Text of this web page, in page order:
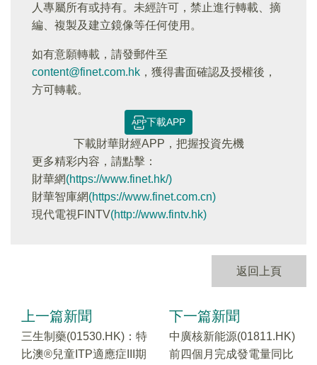
人專屬所有或持有。未經許可，禁止進行轉載、摘
編、複製及建立鏡像等任何使用。
如有意願轉載，請發郵件至
content@finet.com.hk ，獲得書面確認及授權後，
方可轉載。
下載APP
下載財華財經APP，把握投資先機
更多精彩内容，請點擊：
財華網(https://www.finet.hk/)
財華智庫網(https://www.finet.com.cn)
現代電視FINTV(http://www.fintv.hk)
返回上頁
上一篇新聞
三生制藥(01530.HK)：特
比澳®兒童ITP適應症III期
下一篇新聞
中廣核新能源(01811.HK)
前四個月完成發電量同比